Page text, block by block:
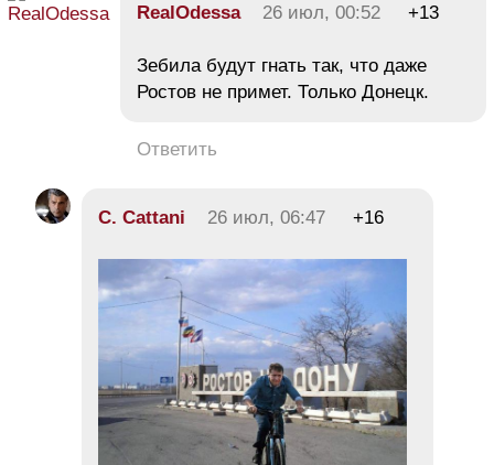
RealOdessa 26 июл, 00:52 +13
Зебила будут гнать так, что даже
Ростов не примет. Только Донецк.
Ответить
C. Cattani 26 июл, 06:47 +16